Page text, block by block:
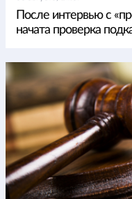
После интервью с
начата проверка